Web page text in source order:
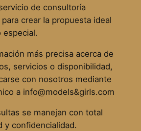
de consultoría
crear la propuesta ideal
especial.
más precisa acerca de
servicios o disponibilidad,
con nosotros mediante
a info@models&girls.com
se manejan con total
y confidencialidad.